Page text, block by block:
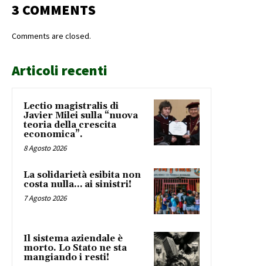
3 COMMENTS
Comments are closed.
Articoli recenti
Lectio magistralis di
Javier Milei sulla “nuova
teoria della crescita
economica”.
8 Agosto 2026
La solidarietà esibita non
costa nulla… ai sinistri!
7 Agosto 2026
Il sistema aziendale è
morto. Lo Stato ne sta
mangiando i resti!